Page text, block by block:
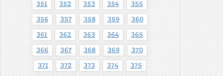
351 352 353 354 355
356 357 358 359 360
361 362 363 364 365
366 367 368 369 370
371 372 373 374 375